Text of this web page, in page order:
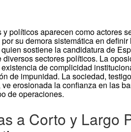
políticos aparecen como actores
su demora sistemática en
sostiene la candidatura de
sectores políticos. La
de complicidad
de impunidad. La sociedad,
erosionada la confianza en las
de operaciones.
a Corto y Largo